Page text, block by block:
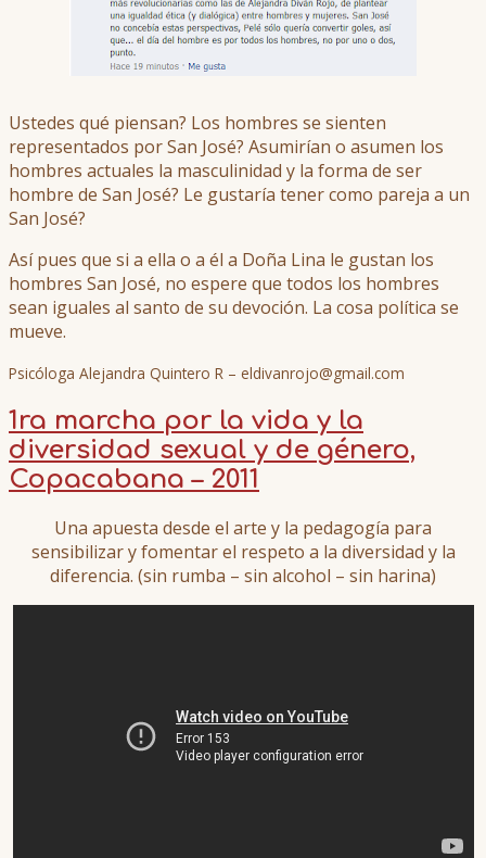
Ustedes qué piensan? Los hombres se sienten
representados por San José? Asumirían o asumen los
hombres actuales la masculinidad y la forma de ser
hombre de San José? Le gustaría tener como pareja a un
San José?
Así pues que si a ella o a él a Doña Lina le gustan los
hombres San José, no espere que todos los hombres
sean iguales al santo de su devoción. La cosa política se
mueve.
Psicóloga Alejandra Quintero R – eldivanrojo@gmail.com
1ra marcha por la vida y la
diversidad sexual y de género,
Copacabana – 2011
Una apuesta desde el arte y la pedagogía para
sensibilizar y fomentar el respeto a la diversidad y la
diferencia. (sin rumba – sin alcohol – sin harina)